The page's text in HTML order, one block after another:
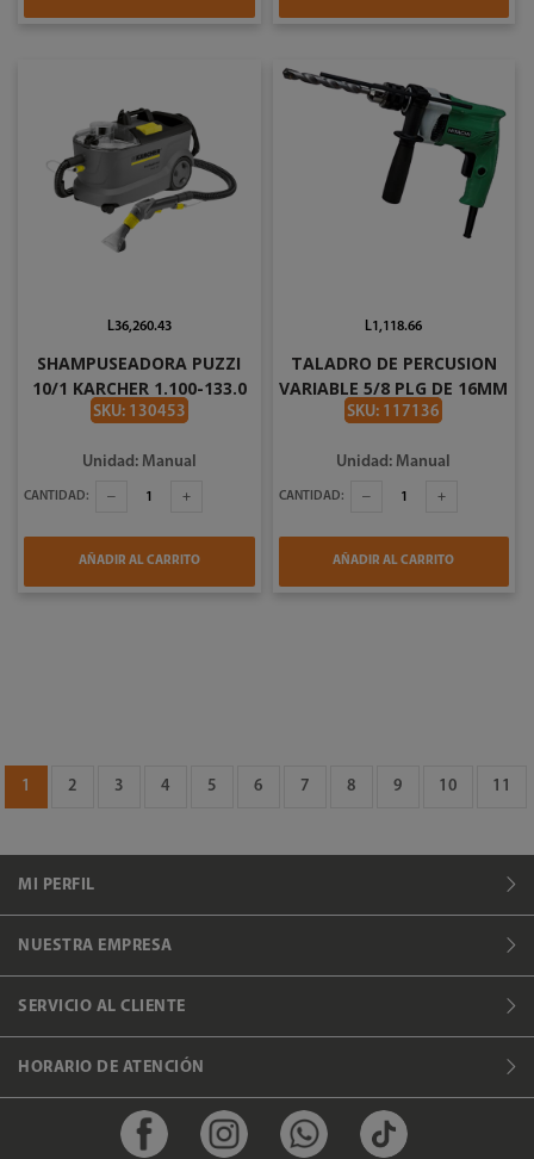
SHAMPUSEADORA PUZZI
10/1 KARCHER 1.100-133.0
SKU: 130453
L36,260.43
Unidad: Manual
CANTIDAD:
AÑADIR AL CARRITO
TALADRO DE PERCUSION
VARIABLE 5/8 PLG DE 16MM
HITACHI DV16VSSYD
SKU: 117136
L1,118.66
Unidad: Manual
CANTIDAD:
AÑADIR AL CARRITO
1 2 3 4 5 6 7 8 9 10 11
MI PERFIL
NUESTRA EMPRESA
SERVICIO AL CLIENTE
HORARIO DE ATENCIÓN